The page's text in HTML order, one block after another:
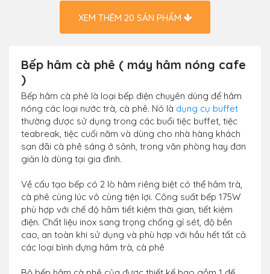
XEM THÊM 20 SẢN PHẨM
Bếp hâm cà phê ( máy hâm nóng cafe
)
Bếp hâm cà phê là loại bếp điện chuyên dùng để hâm
nóng các loại nước trà, cà phê. Nó là dụng cụ buffet
thường được sử dụng trong các buổi tiệc buffet, tiệc
teabreak, tiệc cuối năm và dùng cho nhà hàng khách
sạn đãi cà phê sáng ở sảnh, trong văn phòng hay đơn
giản là dùng tại gia đình.
Về cấu tạo bếp có 2 lò hâm riêng biệt có thể hâm trà,
cà phê cùng lúc vô cùng tiện lợi. Công suất bếp 175W
phù hợp với chế độ hâm tiết kiệm thời gian, tiết kiệm
điện. Chất liệu inox sang trọng chống gỉ sét, độ bền
cao, an toàn khi sử dụng và phù hợp với hầu hết tất cả
các loại bình đựng hâm trà, cà phê